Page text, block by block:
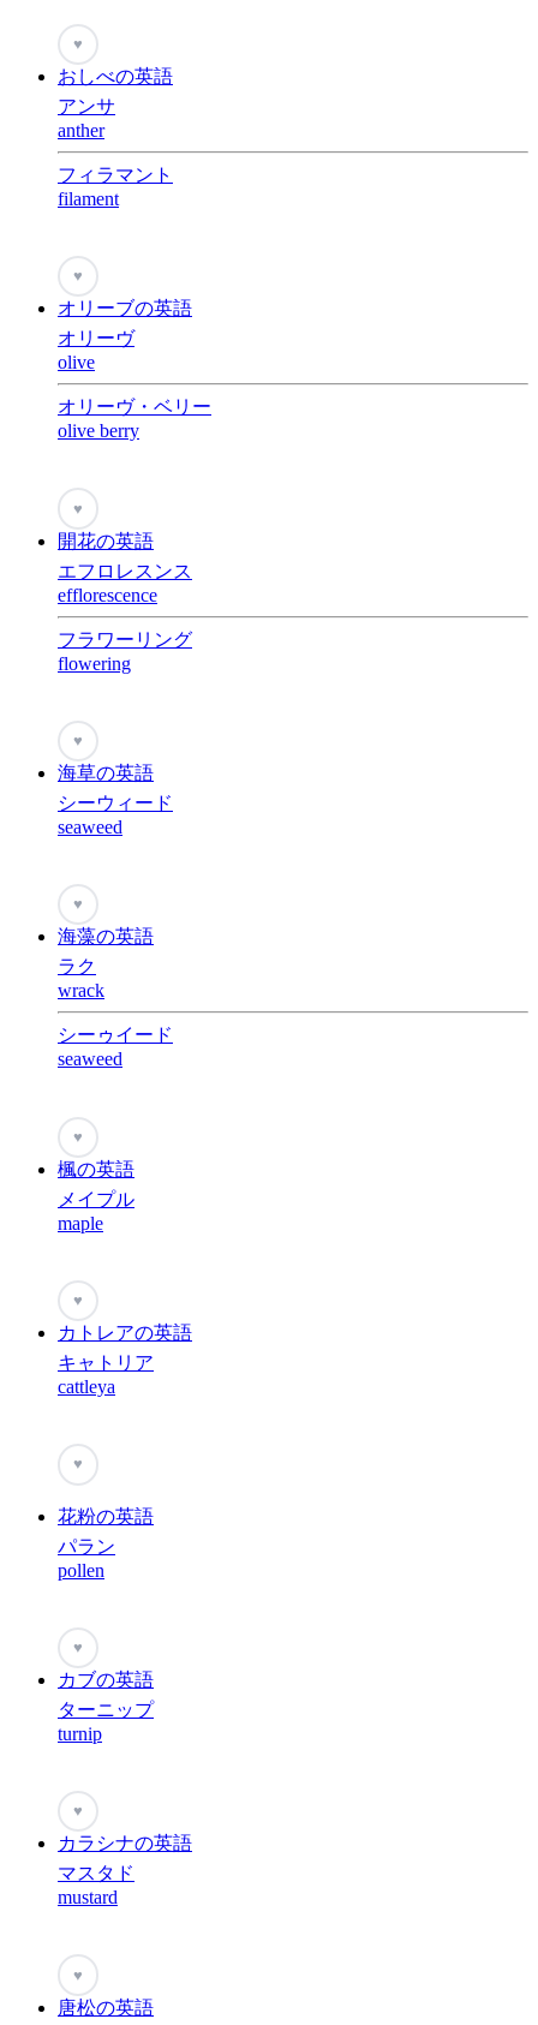
♥
おしべの英語
アンサ
anther
フィラマント
filament
♥
オリーブの英語
オリーヴ
olive
オリーヴ・ベリー
olive berry
♥
開花の英語
エフロレスンス
efflorescence
フラワーリング
flowering
♥
海草の英語
シーウィード
seaweed
♥
海藻の英語
ラク
wrack
シーゥイード
seaweed
♥
楓の英語
メイプル
maple
♥
カトレアの英語
キャトリア
cattleya
♥
花粉の英語
パラン
pollen
♥
カブの英語
ターニップ
turnip
♥
カラシナの英語
マスタド
mustard
♥
唐松の英語